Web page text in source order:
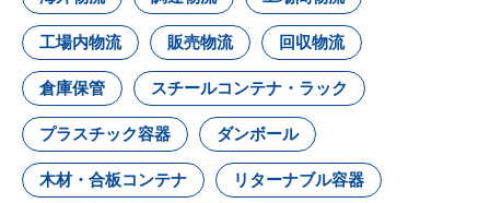
工場内物流 販売物流 回収物流
倉庫保管 スチールコンテナ・ラック
プラスチック容器 ダンボール
木材・合板コンテナ リターナブル容器